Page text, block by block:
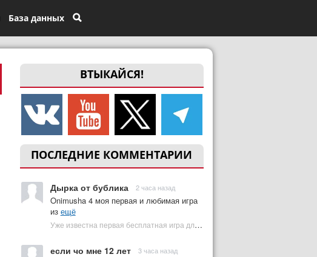
База данных
ВТЫКАЙСЯ!
ПОСЛЕДНИЕ КОММЕНТАРИИ
Дырка от бублика 2 часа назад
Onimusha 4 моя первая и любимая игра
из ещё
Уже известна первая бесплатная игра для PS Plus Premium за август 2026 | Plugged In Ru
если чо мне 12 лет 3 часа назад